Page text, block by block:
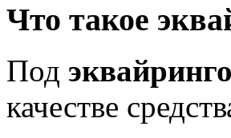
Что такое
Под
качестве